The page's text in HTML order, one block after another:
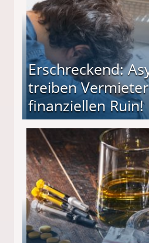
Erschreckend:
treiben
finanziellen Ruin!
(34) in den finanziellen Ruin!